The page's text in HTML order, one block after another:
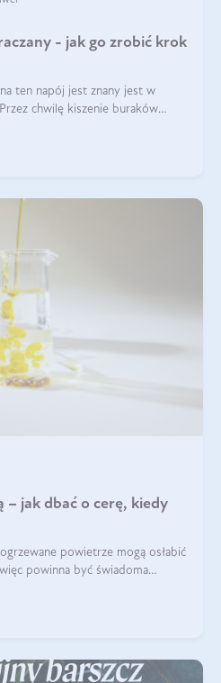
- jak go zrobić krok
ten napój jest znany jest w
chwilę kiszenie buraków
– jak dbać o cerę, kiedy
powietrze mogą osłabić
powinna być świadoma